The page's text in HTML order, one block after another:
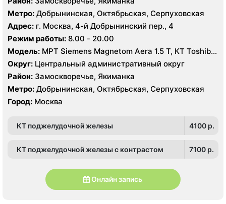
Метро: Добрынинская, Октябрьская, Серпуховская
Адрес: г. Москва, 4-й Добрынинский пер., 4
Режим работы: 8.00 - 20.00
Модель: МРТ Siemens Magnetom Aera 1.5 T, КТ Toshiba
Aquilion ONE 640 срезов, УЗИ
Округ: Центральный административный округ
Район: Замоскворечье, Якиманка
Метро: Добрынинская, Октябрьская, Серпуховская
Город: Москва
КТ поджелудочной железы 4100 p.
КТ поджелудочной железы с контрастом 7100 p.
Онлайн запись